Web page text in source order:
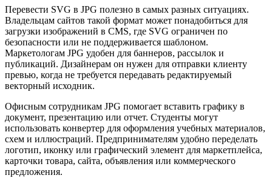
Перевести SVG в JPG полезно в самых разных ситуациях.
Владельцам сайтов такой формат может понадобиться для
загрузки изображений в CMS, где SVG ограничен по
безопасности или не поддерживается шаблоном.
Маркетологам JPG удобен для баннеров, рассылок и
публикаций. Дизайнерам он нужен для отправки клиенту
превью, когда не требуется передавать редактируемый
векторный исходник.
Офисным сотрудникам JPG помогает вставить графику в
документ, презентацию или отчет. Студенты могут
использовать конвертер для оформления учебных материалов,
схем и иллюстраций. Предпринимателям удобно переделать
логотип, иконку или графический элемент для маркетплейса,
карточки товара, сайта, объявления или коммерческого
предложения.